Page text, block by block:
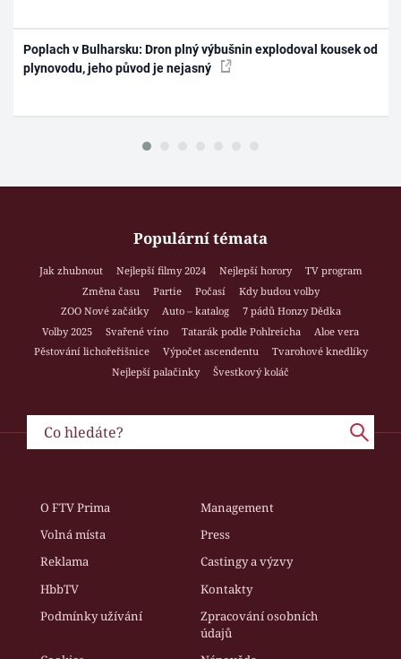
Poplach v Bulharsku: Dron plný výbušnin explodoval kousek od
plynovodu, jeho původ je nejasný
Populární témata
Jak zhubnout Nejlepší filmy 2024 Nejlepší horory
TV program
Změna času
Partie Počasí
Kdy budou volby
ZOO Nové začátky
Auto – katalog
7 pádů Honzy Dědka
Volby 2025
Svařené víno Tatarák podle Pohlreicha
Aloe vera
Pěstování lichořeřišnice
Výpočet ascendentu
Tvarohové knedlíky
Nejlepší palačinky
Švestkový koláč
O FTV Prima
Management
Volná místa
Press
Reklama
Castingy a výzvy
HbbTV
Kontakty
Podmínky užívání
Zpracování osobních
údajů